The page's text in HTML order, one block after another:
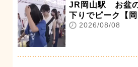
JR岡山駅 お盆
下りでピーク【岡
2026/08/08